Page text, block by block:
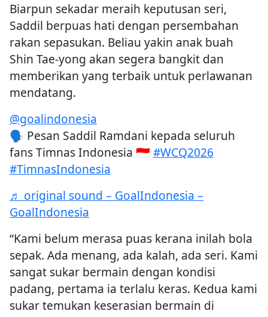
Biarpun sekadar meraih keputusan seri,
Saddil berpuas hati dengan persembahan
rakan sepasukan. Beliau yakin anak buah
Shin Tae-yong akan segera bangkit dan
memberikan yang terbaik untuk perlawanan
mendatang.
@goalindonesia
🗣️ Pesan Saddil Ramdani kepada seluruh
fans Timnas Indonesia 🇮🇩#WCQ2026
#TimnasIndonesia
♬ original sound – GoalIndonesia –
GoalIndonesia
“Kami belum merasa puas kerana inilah bola
sepak. Ada menang, ada kalah, ada seri. Kami
sangat sukar bermain dengan kondisi
padang, pertama ia terlalu keras. Kedua kami
sukar temukan keserasian bermain di